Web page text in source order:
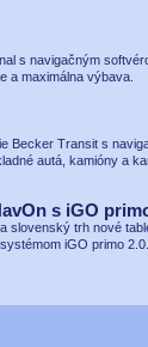
s navigačným
a maximálna výbava.
Becker Transit s
autá, kamióny a
s iGO
slovenský trh nové
iGO primo 2.0.